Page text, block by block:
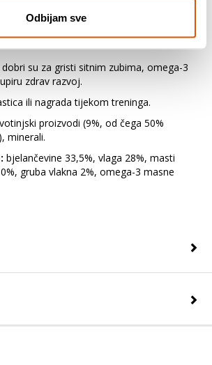
Odbijam sve
Puppy piletina i patka 75g
i pačjeg mesa. Dopunska hrana za
su za gristi sitnim zubima, omega-3
zdrav razvoj.
ili nagrada tijekom treninga.
proizvodi (9%, od čega 50%
minerali.
bjelančevine 33,5%, vlaga 28%, masti
gruba vlakna 2%, omega-3 masne